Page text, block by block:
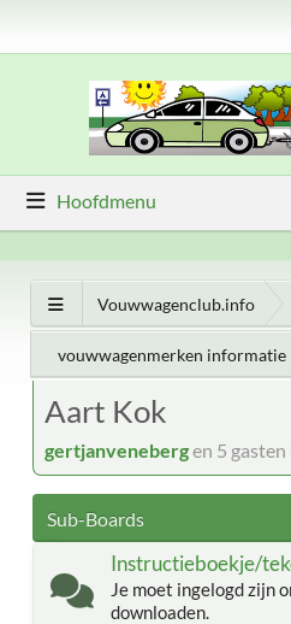
Hoofdmenu
Vouwwagenclub.info
vouwwagenmerken informatie
Aart Kok
gertjanvenebergen 5
Sub-Boards
Instructieboekje/
Je moet ingelogd zijn
downloaden.